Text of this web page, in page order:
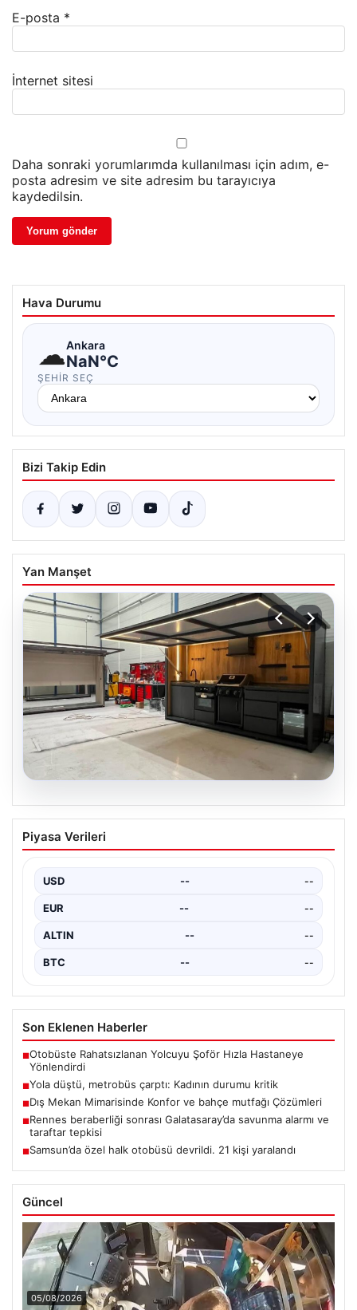
E-posta *
İnternet sitesi
Daha sonraki yorumlarımda kullanılması için adım, e-
posta adresim ve site adresim bu tarayıcıya
kaydedilsin.
Hava Durumu
☁Ankara
NaN°C
ŞEHIR SEÇ
Bizi Takip Edin
Yan Manşet
04.08.2026
Dış Mekan Mimarisinde Konfor ve
bahçe mutfağı Çözümleri
alanlarından bir tanesi haline gelmiştir.…
Piyasa Verileri
USD -- --
EUR -- --
ALTIN -- --
BTC -- --
Son Eklenen Haberler
■Otobüste Rahatsızlanan Yolcuyu Şoför Hızla Hastaneye
Yönlendirdi
■Yola düştü, metrobüs çarptı: Kadının durumu kritik
■Dış Mekan Mimarisinde Konfor ve bahçe mutfağı Çözümleri
■Rennes beraberliği sonrası Galatasaray’da savunma alarmı ve
taraftar tepkisi
■Samsun’da özel halk otobüsü devrildi. 21 kişi yaralandı
Güncel
05/08/2026